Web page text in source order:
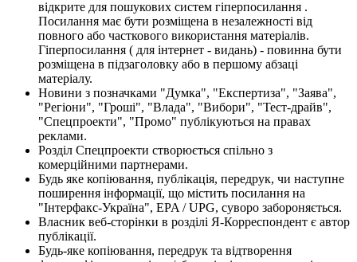
відкрите для пошукових систем гіперпосилання .
Посилання має бути розміщена в незалежності від
повного або часткового використання матеріалів.
Гіперпосилання ( для інтернет - видань) - повинна бути
розміщена в підзаголовку або в першому абзаці
матеріалу.
Новини з позначками "Думка", "Експертиза", "Заява",
"Регіони", "Гроші", "Влада", "Вибори", "Тест-драйв",
"Спецпроекти", "Промо" публікуються на правах
реклами.
Розділ Спецпроекти створюється спільно з
комерційними партнерами.
Будь яке копіювання, публікація, передрук, чи наступне
поширення інформації, що містить посилання на
"Інтерфакс-Україна", EPA / UPG, суворо забороняється.
Власник веб-сторінки в розділі Я-Корреспондент є автор
публікації.
Будь-яке копіювання, передрук та відтворення